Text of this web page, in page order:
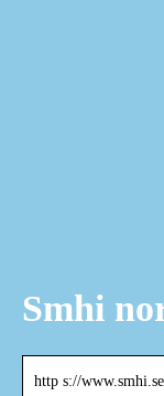
Smhi
http s://